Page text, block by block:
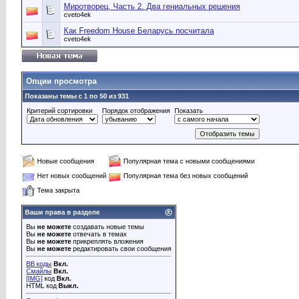
Миротворец. Часть 2. Два гениальных решения
cveto4ek
Как Freedom House Беларусь посчитала
cveto4ek
Опции просмотра
Показаны темы с 1 по 50 из 931
Критерий сортировки
Порядок отображения Показать
Новые сообщения
Популярная тема с новыми сообщениями
Нет новых сообщений
Популярная тема без новых сообщений
Тема закрыта
Ваши права в разделе
Вы не можете создавать новые темы
Вы не можете отвечать в темах
Вы не можете прикреплять вложения
Вы не можете редактировать свои сообщения
BB коды Вкл.
Смайлы Вкл.
[IMG] код Вкл.
HTML код Выкл.